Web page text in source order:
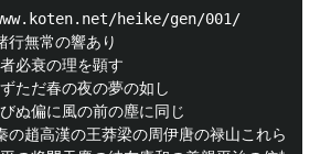
heike/gen/001/
行無常の響あり
必衰の理を顕す
ただ春の夜の夢の如し
ぬ偏に風の前の塵に同じ
の趙高漢の王莽梁の周伊唐の禄山これらは